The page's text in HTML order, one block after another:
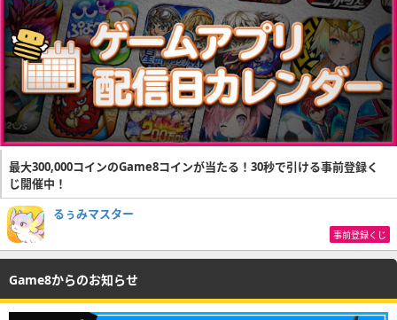
最大300,000コインのGame8コインが当たる！30秒で引ける事前登録く
じ開催中！
るぅみマスター
事前登録くじ
Game8からのお知らせ